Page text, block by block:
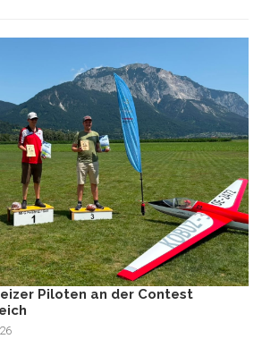
Piloten an der Contest